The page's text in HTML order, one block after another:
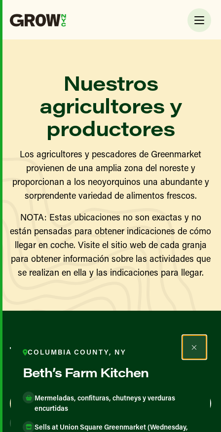
Nuestros
agricultores y
productores
Los agricultores y pescadores de Greenmarket
provienen de una amplia zona del noreste y
proporcionan a los neoyorquinos una abundante y
sorprendente variedad de alimentos frescos.
NOTA: Estas ubicaciones no son exactas y no
están pensadas para obtener indicaciones de cómo
llegar en coche. Visite el sitio web de cada granja
para obtener información sobre las actividades que
se realizan en ella y las indicaciones para llegar.
Todos los agricultores y
productores
Map View List View
COLUMBIA COUNTY, NY
Beth’s Farm Kitchen
Mermeladas, confituras, chutneys y verduras
encurtidas
Sells at Union Square Greenmarket (Wednesday,